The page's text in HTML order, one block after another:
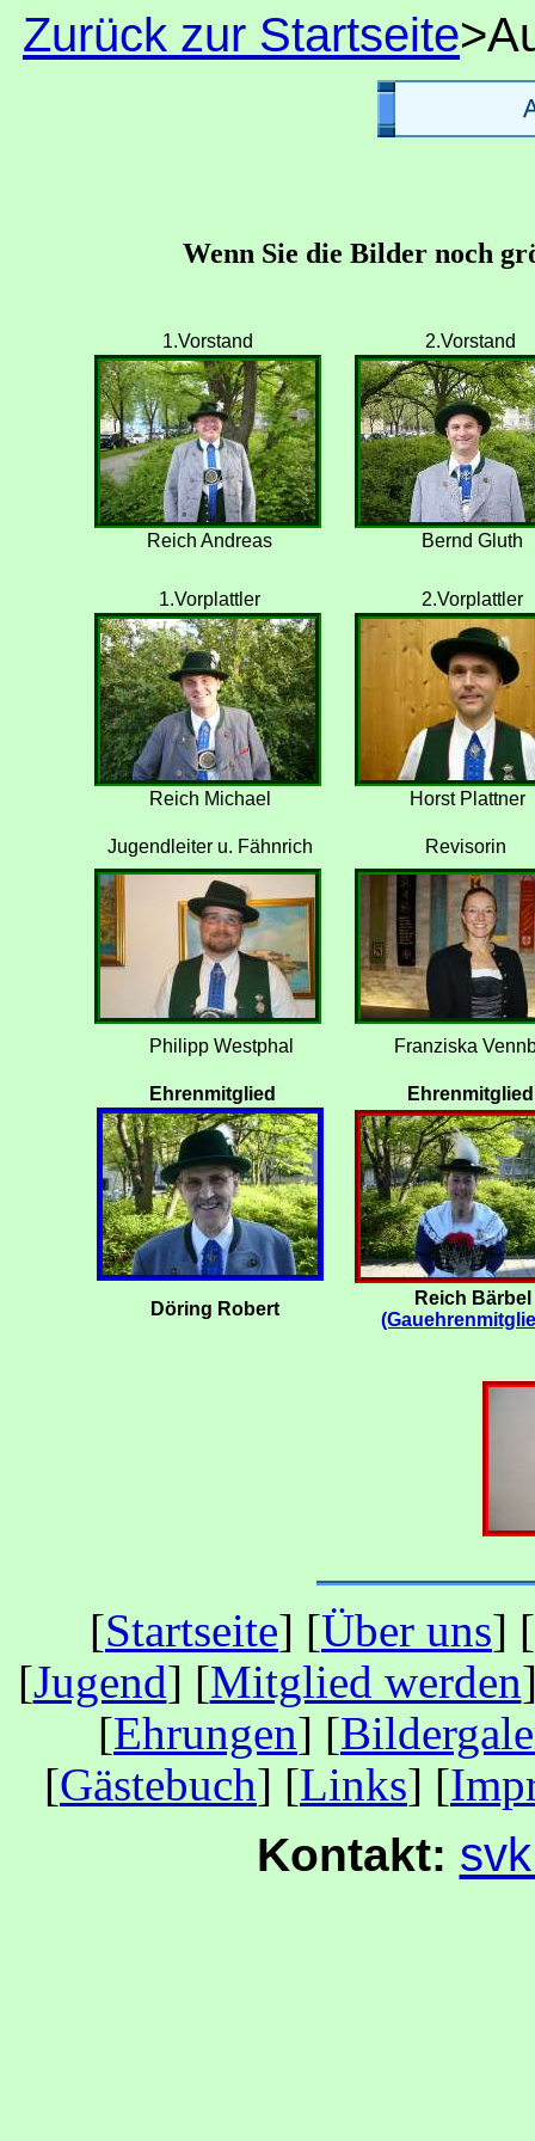
Zurück zur Startseite
Wenn Sie die Bilder noch größer
1.Vorstand 2.Vorstand
Reich Andreas Bernd Gluth
1.Vorplattler 2.Vorplattler
Reich Michael Horst Plattner
Jugendleiter u. Fähnrich Revisorin
Philipp Westphal Franziska
Ehrenmitglied Ehrenmitglied
Döring Robert
Reich Bärbel
[Startseite] [Über uns] [
[Jugend] [Mitglied werden
[Ehrungen] [
[Gästebuch] [Links] [
Kontakt: